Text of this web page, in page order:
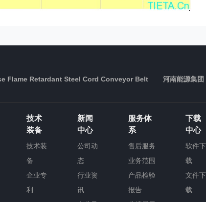
Flame Retardant Steel Cord Conveyor Belt 河南能源集团
技术
装备
技术装
备
企业专
利
新闻
中心
公司动
态
行业资
讯
服务体
系
售后服务
业务范围
产品检验
报告
下载
中心
软件下
载
文件下
载